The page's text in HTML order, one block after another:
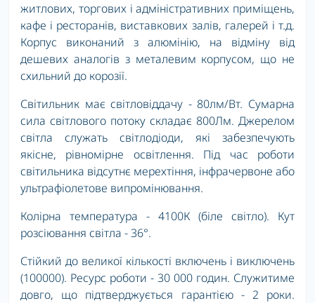
житлових, торгових і адміністративних приміщень,
кафе і ресторанів, виставкових залів, галерей і т.д.
Корпус виконаний з алюмінію, на відміну від
дешевих аналогів з металевим корпусом, що не
схильний до корозії.
Світильник має світловіддачу - 80лм/Вт. Сумарна
сила світлового потоку складає 800Лм. Джерелом
світла служать світлодіоди, які забезпечують
якісне, рівномірне освітлення. Під час роботи
світильника відсутнє мерехтіння, інфрачервоне або
ультрафіолетове випромінювання.
Колірна температура - 4100К (біле світло). Кут
розсіювання світла - 36°.
Стійкий до великої кількості включень і виключень
(100000). Ресурс роботи - 30 000 годин. Служитиме
довго, що підтверджується гарантією - 2 роки.